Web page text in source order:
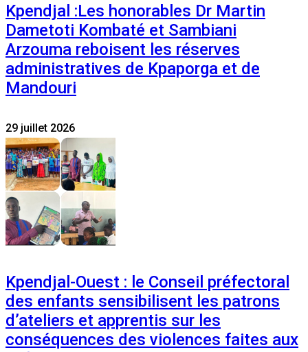
Kpendjal :Les honorables Dr Martin
Dametoti Kombaté et Sambiani
Arzouma reboisent les réserves
administratives de Kpaporga et de
Mandouri
29 juillet 2026
Kpendjal-Ouest : le Conseil préfectoral
des enfants sensibilisent les patrons
d’ateliers et apprentis sur les
conséquences des violences faites aux